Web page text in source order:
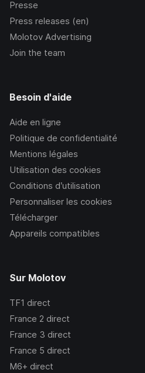
Presse
Press releases (en)
Molotov Advertising
Join the team
Besoin d'aide
Aide en ligne
Politique de confidentialité
Mentions légales
Utilisation des cookies
Conditions d’utilisation
Personnaliser les cookies
Télécharger
Appareils compatibles
Sur Molotov
TF1 direct
France 2 direct
France 3 direct
France 5 direct
M6+ direct